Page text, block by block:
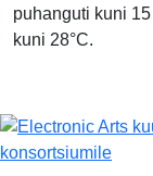
puhanguti kuni
kuni 28°C.